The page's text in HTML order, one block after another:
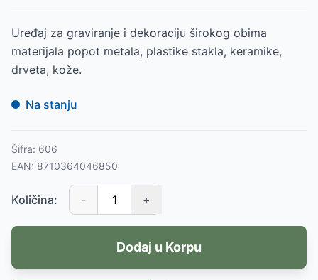
Uređaj za graviranje i dekoraciju širokog obima
materijala popot metala, plastike stakla, keramike,
drveta, kože.
Na stanju
Šifra: 606
EAN: 8710364046850
Količina: - +
Dodaj u Korpu